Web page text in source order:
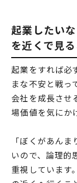
起業したい
を近くで見る
起業をすれば必
まな不安と戦っ
会社を成長させ
場価値を気にか
「ぼくがあん
いので、論理的
重視しています